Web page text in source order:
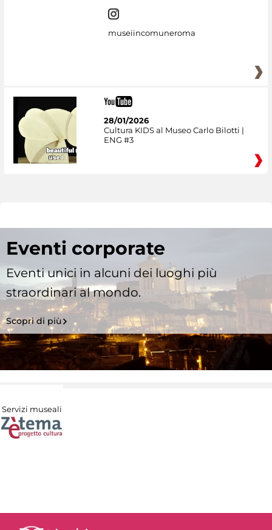
museiincomuneroma
28/01/2026
Cultura KIDS al Museo Carlo Bilotti |
ENG #3
Eventi corporate
Eventi unici in alcuni dei luoghi più
straordinari al mondo.
Scopri di più
Servizi museali